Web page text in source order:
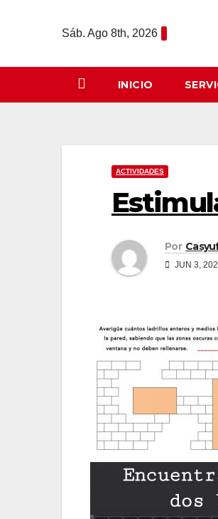
Sáb. Ago 8th, 2026
INICIO
ACTIVIDADES
Por
JUN 3,